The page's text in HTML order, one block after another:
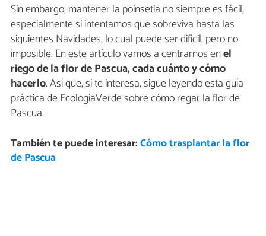
Sin embargo, mantener la poinsetia no siempre es fácil,
especialmente si intentamos que sobreviva hasta las
siguientes Navidades, lo cual puede ser difícil, pero no
imposible. En este artículo vamos a centrarnos enel
riego de la flor de Pascua, cada cuánto y cómo
hacerlo. Así que, si te interesa, sigue leyendo esta guía
práctica de EcologíaVerde sobre cómo regar la flor de
Pascua.
También te puede interesar:Cómo trasplantar la flor
de Pascua